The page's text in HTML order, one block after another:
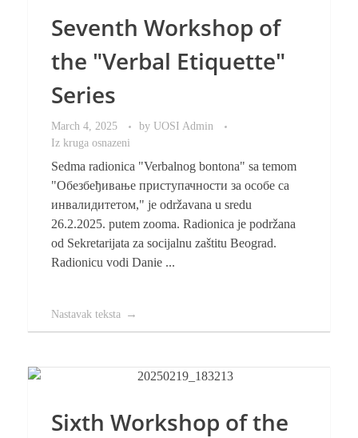
Seventh Workshop of
the "Verbal Etiquette"
Series
March 4, 2025 by UOSI Admin
Iz kruga osnazeni
Sedma radionica "Verbalnog bontona" sa temom
"Oбезбеђивање приступачности за особе са
инвалидитетом," je održavana u sredu
26.2.2025. putem zooma. Radionica je podržana
od Sekretarijata za socijalnu zaštitu Beograd.
Radionicu vodi Danie ...
Nastavak teksta
Sixth Workshop of the